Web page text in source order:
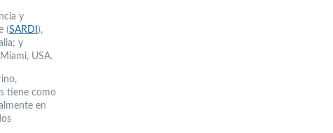
y
(SARDI ),
y
USA.
tiene como
en